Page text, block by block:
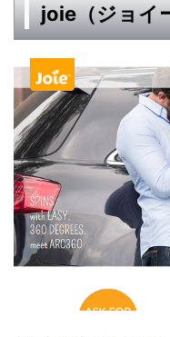
joie（ジョイ